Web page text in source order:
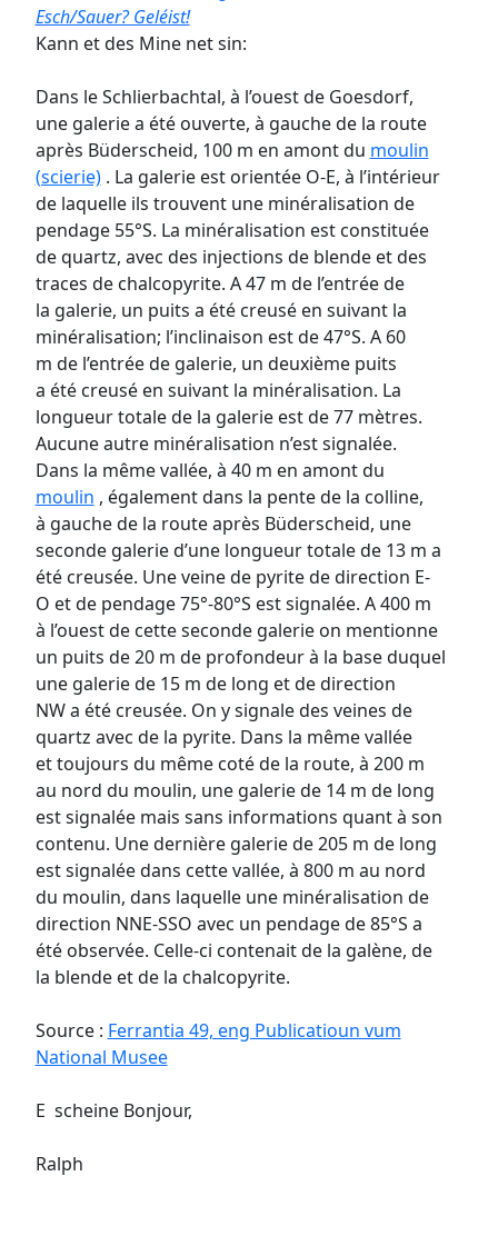
Esch/Sauer? Geléist!
Kann et des Mine net sin:
Dans le Schlierbachtal, à l’ouest de Goesdorf,
une galerie a été ouverte, à gauche de la route
après Büderscheid, 100 m en amont du moulin
(scierie). La galerie est orientée O-E, à l’intérieur
de laquelle ils trouvent une minéralisation de
pendage 55°S. La minéralisation est constituée
de quartz, avec des injections de blende et des
traces de chalcopyrite. A 47 m de l’entrée de
la galerie, un puits a été creusé en suivant la
minéralisation; l’inclinaison est de 47°S. A 60
m de l’entrée de galerie, un deuxième puits
a été creusé en suivant la minéralisation. La
longueur totale de la galerie est de 77 mètres.
Aucune autre minéralisation n’est signalée.
Dans la même vallée, à 40 m en amont du
moulin , également dans la pente de la colline,
à gauche de la route après Büderscheid, une
seconde galerie d’une longueur totale de 13 m a
été creusée. Une veine de pyrite de direction E-
O et de pendage 75°-80°S est signalée. A 400 m
à l’ouest de cette seconde galerie on mentionne
un puits de 20 m de profondeur à la base duquel
une galerie de 15 m de long et de direction
NW a été creusée. On y signale des veines de
quartz avec de la pyrite. Dans la même vallée
et toujours du même coté de la route, à 200 m
au nord du moulin, une galerie de 14 m de long
est signalée mais sans informations quant à son
contenu. Une dernière galerie de 205 m de long
est signalée dans cette vallée, à 800 m au nord
du moulin, dans laquelle une minéralisation de
direction NNE-SSO avec un pendage de 85°S a
été observée. Celle-ci contenait de la galène, de
la blende et de la chalcopyrite.
Source : Ferrantia 49, eng Publicatioun vum
National Musee
E scheine Bonjour,
Ralph